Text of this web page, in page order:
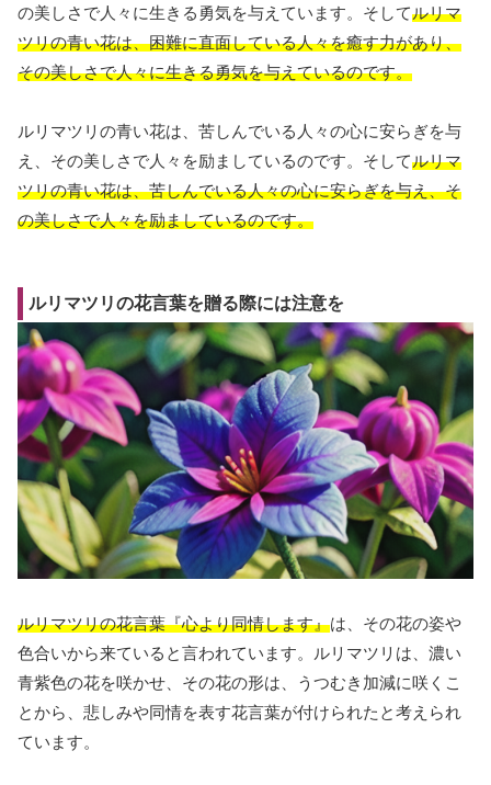
の美しさで人々に生きる勇気を与えています。そしてルリマ
ツリの青い花は、困難に直面している人々を癒す力があり、
その美しさで人々に生きる勇気を与えているのです。
ルリマツリの青い花は、苦しんでいる人々の心に安らぎを与
え、その美しさで人々を励ましているのです。そしてルリマ
ツリの青い花は、苦しんでいる人々の心に安らぎを与え、そ
の美しさで人々を励ましているのです。
ルリマツリの花言葉を贈る際には注意を
ルリマツリの花言葉『心より同情します』は、その花の姿や
色合いから来ていると言われています。ルリマツリは、濃い
青紫色の花を咲かせ、その花の形は、うつむき加減に咲くこ
とから、悲しみや同情を表す花言葉が付けられたと考えられ
ています。